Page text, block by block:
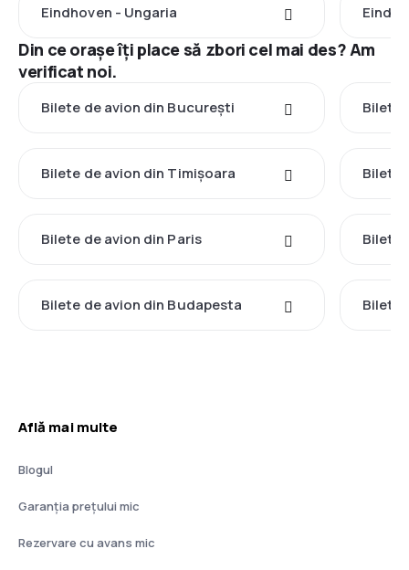
Eindhoven - Ungaria
Din ce orașe îți place să zbori cel mai des? Am
verificat noi.
Bilete de avion din București Bilete
Bilete de avion din Timișoara Bilete
Bilete de avion din Paris Bilete
Bilete de avion din Budapesta Bilete
Află mai multe
Blogul
Garanția prețului mic
Rezervare cu avans mic